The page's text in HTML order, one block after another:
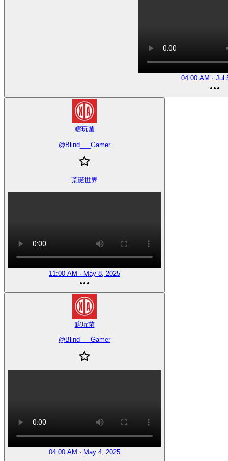
04:00 AM · Jul
瞎玩菌
@Blind___Gamer
荒诞世界
11:00 AM · May 8, 2025
瞎玩菌
@ Blind___Gamer
04:00 AM · May 4, 2025